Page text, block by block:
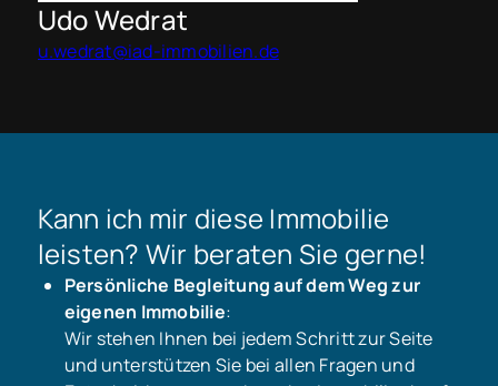
Udo Wedrat
u.wedrat@iad-immobilien.de
Kann ich mir diese Immobilie
leisten? Wir beraten Sie gerne!
Persönliche Begleitung auf dem Weg zur
eigenen Immobilie:
Wir stehen Ihnen bei jedem Schritt zur Seite
und unterstützen Sie bei allen Fragen und